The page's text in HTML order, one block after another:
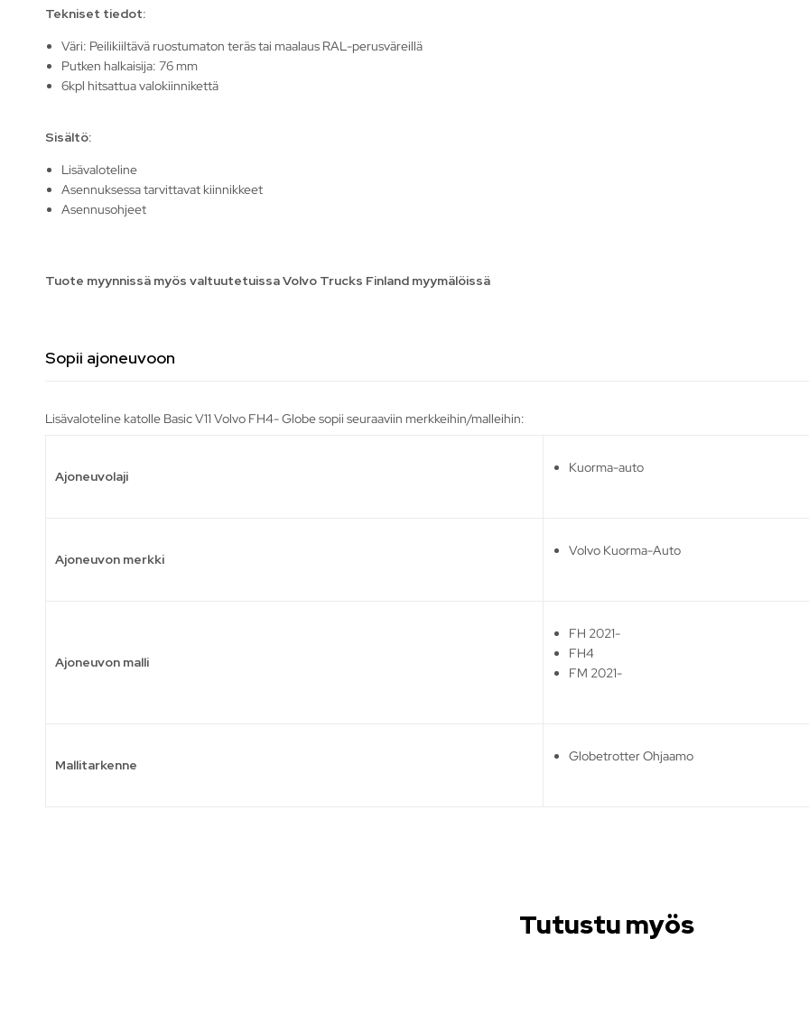
Tekniset tiedot:
Väri: Peilikiiltävä ruostumaton teräs tai maalaus RAL-perusväreillä
Putken halkaisija: 76 mm
6kpl hitsattua valokiinnikettä
Sisältö:
Lisävaloteline
Asennuksessa tarvittavat kiinnikkeet
Asennusohjeet
Tuote myynnissä myös valtuutetuissa Volvo Trucks Finland myymälöissä
Sopii ajoneuvoon
Lisävaloteline katolle Basic V11 Volvo FH4- Globe sopii seuraaviin merkkeihin/malleihin:
Ajoneuvolaji
Kuorma-auto
Ajoneuvon merkki
Volvo Kuorma-Auto
Ajoneuvon malli
FH 2021-
FH4
FM 2021-
Mallitarkenne
Globetrotter Ohjaamo
Tutustu myös